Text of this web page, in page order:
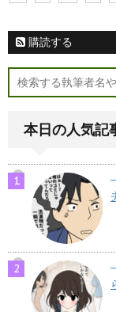
購読する
本日の人気記